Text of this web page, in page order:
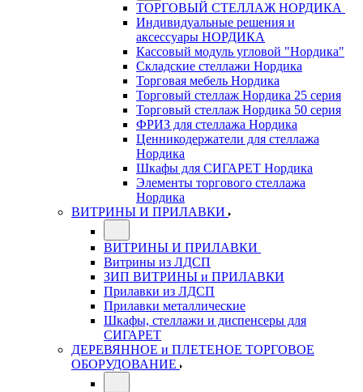
ТОРГОВЫЙ СТЕЛЛАЖ НОРДИКА
Индивидуальные решения и
аксессуары НОРДИКА
Кассовый модуль угловой "Нордика"
Складские стеллажи Нордика
Торговая мебель Нордика
Торговый стеллаж Нордика 25 серия
Торговый стеллаж Нордика 50 серия
ФРИЗ для стеллажа Нордика
Ценникодержатели для стеллажа
Нордика
Шкафы для СИГАРЕТ Нордика
Элементы торгового стеллажа
Нордика
ВИТРИНЫ И ПРИЛАВКИ
ВИТРИНЫ И ПРИЛАВКИ
Витрины из ЛДСП
ЗИП ВИТРИНЫ и ПРИЛАВКИ
Прилавки из ЛДСП
Прилавки металлические
Шкафы, стеллажи и диспенсеры для
СИГАРЕТ
ДЕРЕВЯННОЕ и ПЛЕТЕНОЕ ТОРГОВОЕ
ОБОРУДОВАНИЕ